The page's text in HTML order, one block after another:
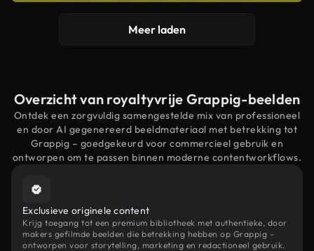
Meer laden
Overzicht van royaltyvrije Grappig-beelden
Ontdek een zorgvuldig samengestelde mix van professioneel
en door AI gegenereerd beeldmateriaal met betrekking tot
Grappig – goedgekeurd voor commercieel gebruik en
ontworpen om te passen binnen moderne contentworkflows.
Exclusieve originele content
Krijg toegang tot een premium bibliotheek met authentieke, door
makers gefilmde beelden die betrekking hebben op Grappig –
ontworpen voor storytelling, marketing en redactioneel gebruik.